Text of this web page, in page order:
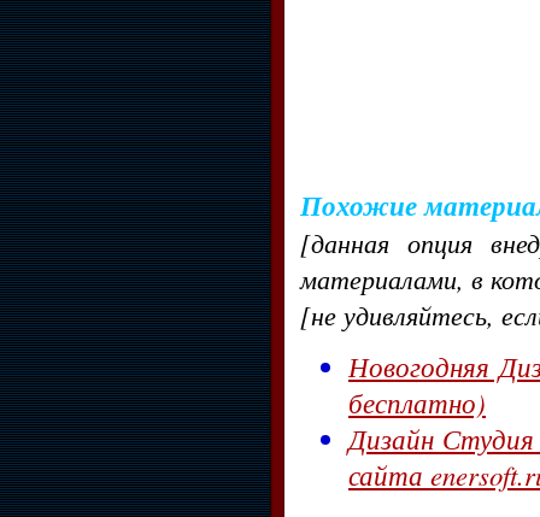
Похожие
[данная опция
материалами, в
[не удивляйтесь,
Новогодняя
бесплатно)
Дизайн Студия
сайта